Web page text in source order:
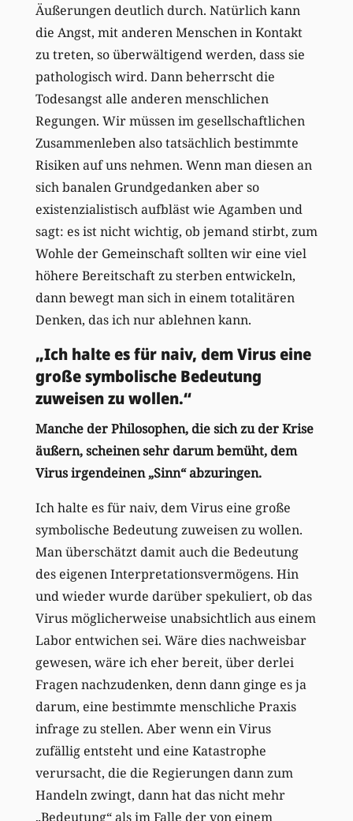
Äußerungen deutlich durch. Natürlich kann
die Angst, mit anderen Menschen in Kontakt
zu treten, so überwältigend werden, dass sie
pathologisch wird. Dann beherrscht die
Todesangst alle anderen menschlichen
Regungen. Wir müssen im gesellschaftlichen
Zusammenleben also tatsächlich bestimmte
Risiken auf uns nehmen. Wenn man diesen an
sich banalen Grundgedanken aber so
existenzialistisch aufbläst wie Agamben und
sagt: es ist nicht wichtig, ob jemand stirbt, zum
Wohle der Gemeinschaft sollten wir eine viel
höhere Bereitschaft zu sterben entwickeln,
dann bewegt man sich in einem totalitären
Denken, das ich nur ablehnen kann.
„Ich halte es für naiv, dem Virus eine
große symbolische Bedeutung
zuweisen zu wollen.“
Manche der Philosophen, die sich zu der Krise
äußern, scheinen sehr darum bemüht, dem
Virus irgendeinen „Sinn“ abzuringen.
Ich halte es für naiv, dem Virus eine große
symbolische Bedeutung zuweisen zu wollen.
Man überschätzt damit auch die Bedeutung
des eigenen Interpretationsvermögens. Hin
und wieder wurde darüber spekuliert, ob das
Virus möglicherweise unabsichtlich aus einem
Labor entwichen sei. Wäre dies nachweisbar
gewesen, wäre ich eher bereit, über derlei
Fragen nachzudenken, denn dann ginge es ja
darum, eine bestimmte menschliche Praxis
infrage zu stellen. Aber wenn ein Virus
zufällig entsteht und eine Katastrophe
verursacht, die die Regierungen dann zum
Handeln zwingt, dann hat das nicht mehr
„Bedeutung“ als im Falle der von einem